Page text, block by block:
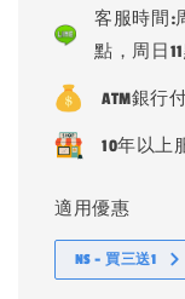
客服時間:
點，周日
ATM銀行
10年以上
適用優惠
NS - 買三送1